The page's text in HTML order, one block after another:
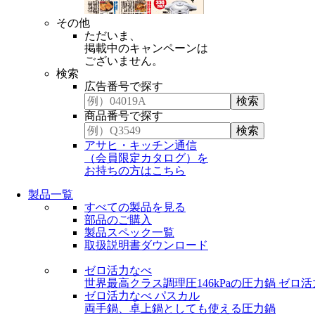
その他
ただいま、
掲載中のキャンペーンは
ございません。
検索
広告番号で探す
商品番号で探す
アサヒ・キッチン通信
（会員限定カタログ）を
お持ちの方はこちら
製品一覧
すべての製品を見る
部品のご購入
製品スペック一覧
取扱説明書ダウンロード
ゼロ活力なべ
世界最高クラス調理圧146kPaの圧力鍋 ゼロ活
ゼロ活力なべ パスカル
両手鍋、卓上鍋としても使える圧力鍋